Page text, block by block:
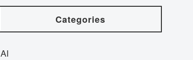
Categories
AI